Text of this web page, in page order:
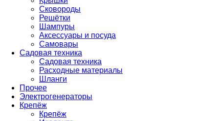
Сковороды
Решётки
Шампуры
Аксессуары и посуда
Самовары
Садовая техника
Садовая техника
Расходные материалы
Шланги
Прочее
Электрогенераторы
Крепёж
Крепёж